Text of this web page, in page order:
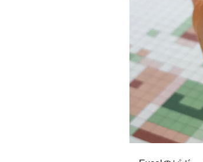
棒
グ
ラ
描
く”